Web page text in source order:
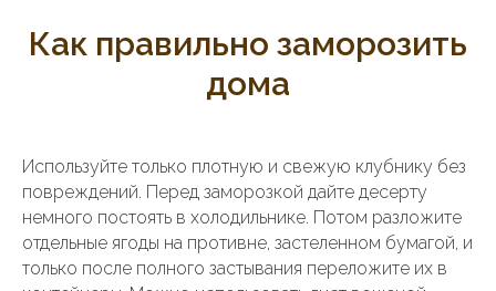
Как правильно заморозить
дома
Используйте только плотную и свежую клубнику без
повреждений. Перед заморозкой дайте десерту
немного постоять в холодильнике. Потом разложите
отдельные ягоды на противне, застеленном бумагой, и
только после полного застывания переложите их в